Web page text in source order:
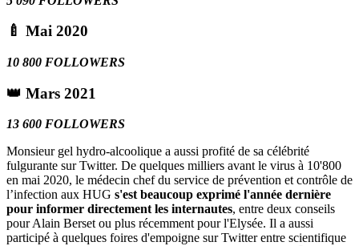
🍼 Mai 2020
10 800 FOLLOWERS
👑 Mars 2021
13 600 FOLLOWERS
Monsieur gel hydro-alcoolique a aussi profité de sa célébrité
fulgurante sur Twitter. De quelques milliers avant le virus à 10'800
en mai 2020, le médecin chef du service de prévention et contrôle de
l’infection aux HUG s'est beaucoup exprimé l'année dernière
pour informer directement les internautes, entre deux conseils
pour Alain Berset ou plus récemment pour l'Elysée. Il a aussi
participé à quelques foires d'empoigne sur Twitter entre scientifique